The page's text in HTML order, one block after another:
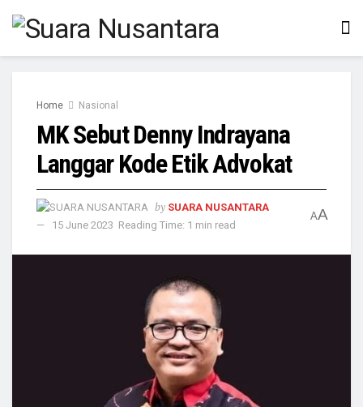
Home Nasional
MK Sebut Denny Indrayana
Langgar Kode Etik Advokat
by SUARA NUSANTARA
15 June 2023 Reading Time: 1 min read
AA